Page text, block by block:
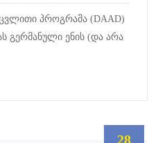
პროგრამა (DAAD)
გერმანული ენის (და არა
მონაწილეობისათვის.
28